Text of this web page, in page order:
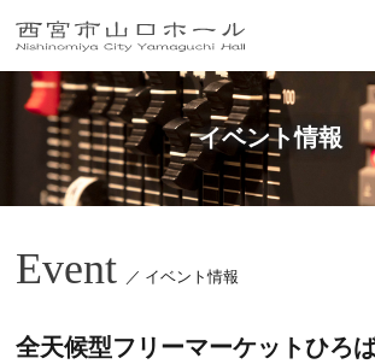
イベント情報
Event ／ イベント情報
全天候型フリーマーケットひろ